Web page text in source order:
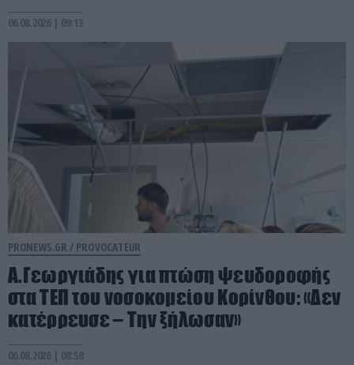
06.08.2026 | 09:13
PRONEWS.GR / PROVOCATEUR
Α.Γεωργιάδης για πτώση ψευδοροφής
στα ΤΕΠ του νοσοκομείου Κορίνθου: «Δεν
κατέρρευσε – Την ξήλωσαν»
06.08.2026 | 08:58